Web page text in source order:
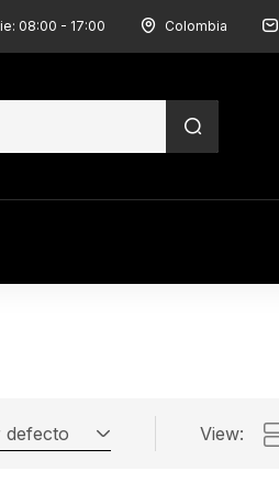
08:00 - 17:00 Colombia
defecto View: